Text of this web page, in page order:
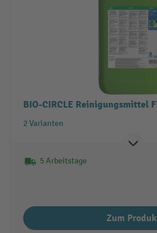
BIO-CIRCLE Reinigungsmittel
2 Varianten
5 Arbeitstage
Zum